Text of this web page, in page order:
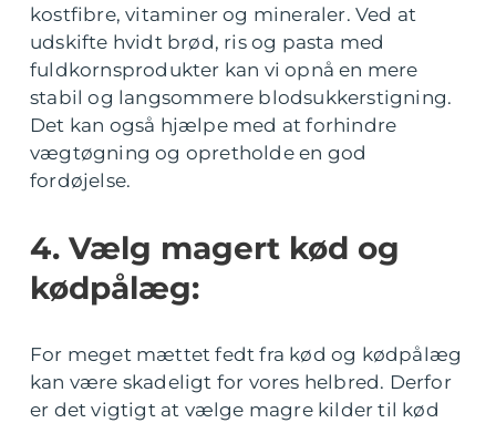
kostfibre, vitaminer og mineraler. Ved at
udskifte hvidt brød, ris og pasta med
fuldkornsprodukter kan vi opnå en mere
stabil og langsommere blodsukkerstigning.
Det kan også hjælpe med at forhindre
vægtøgning og opretholde en god
fordøjelse.
4. Vælg magert kød og
kødpålæg:
For meget mættet fedt fra kød og kødpålæg
kan være skadeligt for vores helbred. Derfor
er det vigtigt at vælge magre kilder til kød